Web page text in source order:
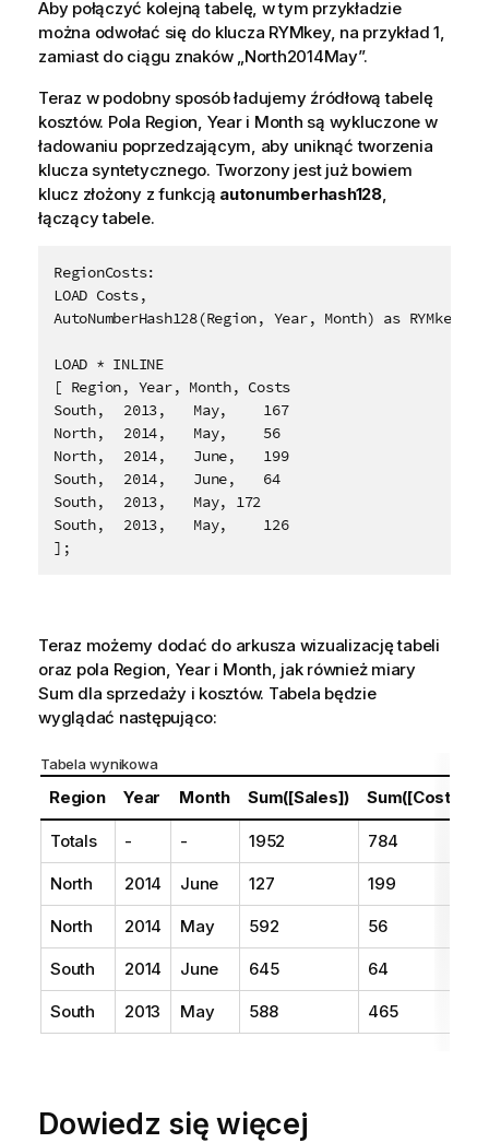
Aby połączyć kolejną tabelę, w tym przykładzie
można odwołać się do klucza RYMkey, na przykład 1,
zamiast do ciągu znaków „North2014May”.
Teraz w podobny sposób ładujemy źródłową tabelę
kosztów. Pola Region Yeari Month są wykluczone w
ładowaniu poprzedzającym, aby uniknąć tworzenia
klucza syntetycznego. Tworzony jest już bowiem
klucz złożony z funkcją autonumberhash128,
łączący tabele.
RegionCosts:
LOAD Costs,
AutoNumberHash128(Region, Year, Month) as RYMkey;
LOAD * INLINE
[ Region, Year, Month, Costs
South,	2013,	May,	167
North,	2014,	May,	56
North,	2014,	June,	199
South,	2014,	June,	64
South,	2013,	May, 172
South,	2013,	May,	126
];
Teraz możemy dodać do arkusza wizualizację tabeli
oraz pola Region Yeari Month , jak również miary
Sum dla sprzedaży i kosztów. Tabela będzie
wyglądać następująco:
Tabela wynikowa
Region Year Month Sum([Sales]) Sum([Costs])
Totals - - 1952 784
North 2014 June 127 199
North 2014 May 592 56
South 2014 June 645 64
South 2013 May 588 465
Dowiedz się więcej